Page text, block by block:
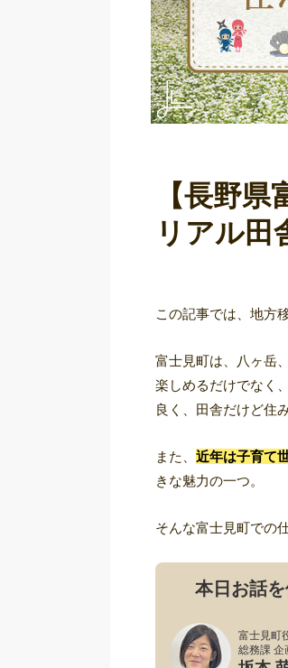
【長野
リアル田
この記事では、地方
富士見町は、八ヶ岳
楽しめるだけでなく
良く、田舎だけど住
また、 近年は子育て
きな魅力の一つ。
そんな富士見町での
本日お話
富士見町
総務課 企